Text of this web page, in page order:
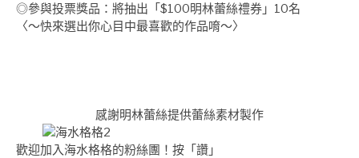
◎參與投票獎品：將抽出「$100明林蕾絲禮券」10名
〈～快來選出你心目中最喜歡的作品唷～〉
感謝明林蕾絲提供蕾絲素材製作
歡迎加入海水格格的粉絲團！按「讚」